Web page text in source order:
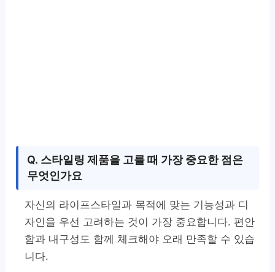
Q. 스타일링 제품을 고를 때 가장 중요한 점은
무엇인가요
자신의 라이프스타일과 목적에 맞는 기능성과 디
자인을 우선 고려하는 것이 가장 중요합니다. 편안
함과 내구성도 함께 체크해야 오래 만족할 수 있습
니다.